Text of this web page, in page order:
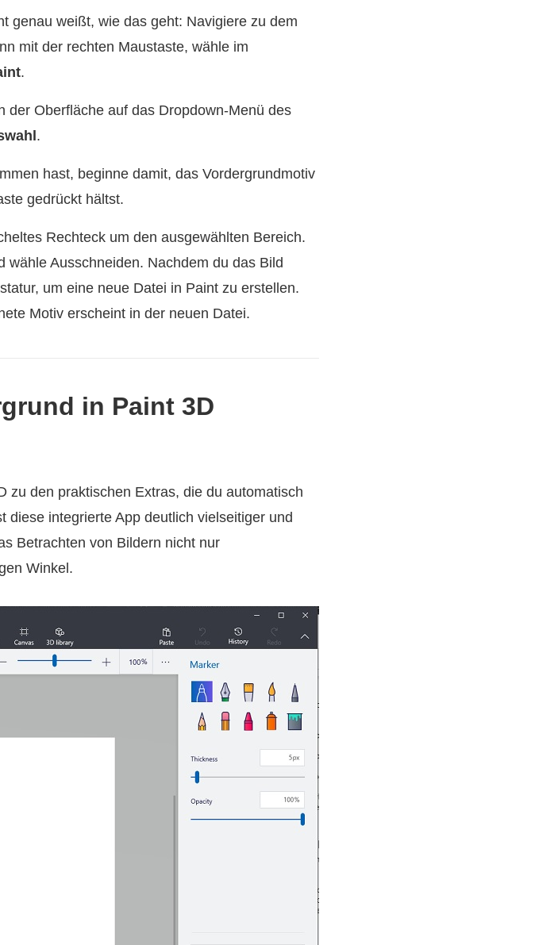
genau weißt, wie das geht: Navigiere zu dem
mit der rechten Maustaste, wähle im
.
Oberfläche auf das Dropdown‑Menü des
.
hast, beginne damit, das Vordergrundmotiv
gedrückt hältst.
Rechteck um den ausgewählten Bereich.
wähle Ausschneiden. Nachdem du das Bild
um eine neue Datei in Paint zu erstellen.
Motiv erscheint in der neuen Datei.
in Paint 3D
zu den praktischen Extras, die du automatisch
integrierte App deutlich vielseitiger und
Betrachten von Bildern nicht nur
Winkel.